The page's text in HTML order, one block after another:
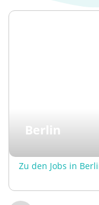
Berlin
Zu den Jobs in